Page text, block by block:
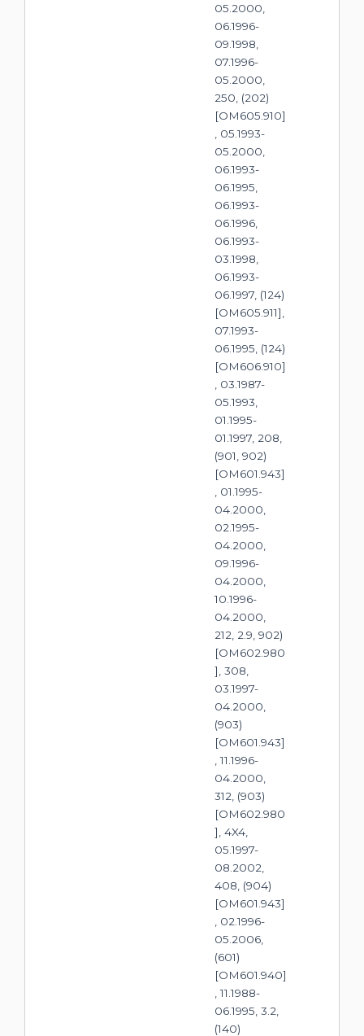
05.2000,
06.1996-
09.1998,
07.1996-
05.2000,
250, (202)
[OM605.910]
, 05.1993-
05.2000,
06.1993-
06.1995,
06.1993-
06.1996,
06.1993-
03.1998,
06.1993-
06.1997, (124)
[OM605.911],
07.1993-
06.1995, (124)
[OM606.910]
, 03.1987-
05.1993,
01.1995-
01.1997, 208,
(901, 902)
[OM601.943]
, 01.1995-
04.2000,
02.1995-
04.2000,
09.1996-
04.2000,
10.1996-
04.2000,
212, 2.9, 902)
[OM602.980
], 308,
03.1997-
04.2000,
(903)
[OM601.943]
, 11.1996-
04.2000,
312, (903)
[OM602.980
], 4X4,
05.1997-
08.2002,
408, (904)
[OM601.943]
, 02.1996-
05.2006,
(601)
[OM601.940]
, 11.1988-
06.1995, 3.2,
(140)